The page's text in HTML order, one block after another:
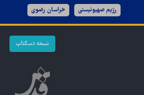
رژیم صهیونیستی خراسان رضوی
نسخه دسکتاپ